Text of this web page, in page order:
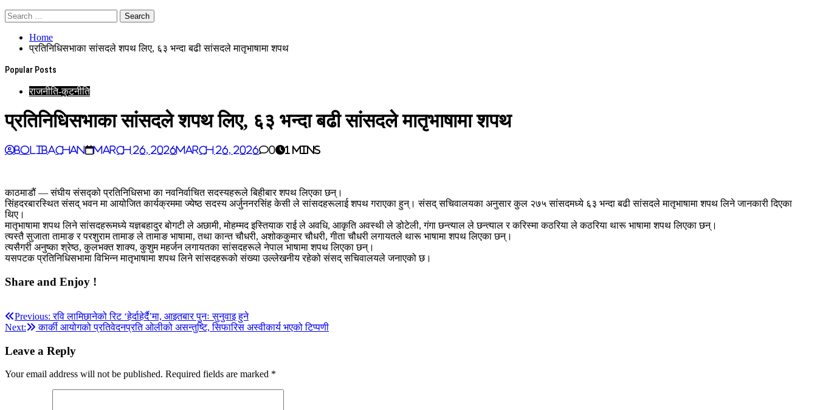
Home
प्रतिनिधिसभाका सांसदले शपथ लिए, ६३ भन्दा बढी सांसदले मातृभाषामा शपथ
Popular Posts
राजनीति-कुटनीति
प्रतिनिधिसभाका सांसदले शपथ लिए, ६३ भन्दा बढी सांसदले मातृभाषामा शपथ
BoliBachan March 26, 2026March 26, 2026 0 1 mins
काठमाडौं — संघीय संसद्को प्रतिनिधिसभा का नवनिर्वाचित सदस्यहरूले बिहीबार शपथ लिएका छन्।
सिंहदरबारस्थित संसद् भवन मा आयोजित कार्यक्रममा ज्येष्ठ सदस्य अर्जुननरसिंह केसी ले सांसदहरूलाई शपथ गराएका हुन्। संसद् सचिवालयका अनुसार कुल २७५ सांसदमध्ये ६३ भन्दा बढी सांसदले मातृभाषामा शपथ लिने जानकारी दिएका
थिए।
मातृभाषामा शपथ लिने सांसदहरूमध्ये यज्ञबहादुर बोगटी ले अछामी, मोहम्मद इस्तियाक राई ले अवधि, आकृति अवस्थी ले डोटेली, गंगा छन्त्याल ले छन्त्याल र करिस्मा कठरिया ले कठरिया थारू भाषामा शपथ लिएका छन्।
त्यस्तै सुजाता तामाङ र परशुराम तामाङ ले तामाङ भाषामा, तथा कान्त चौधरी, अशोककुमार चौधरी, गीता चौधरी लगायतले थारू भाषामा शपथ लिएका छन्।
त्यसैगरी अनुष्का श्रेष्ठ, कुलभक्त शाक्य, कुशुम महर्जन लगायतका सांसदहरूले नेपाल भाषामा शपथ लिएका छन्।
यसपटक प्रतिनिधिसभामा विभिन्न मातृभाषामा शपथ लिने सांसदहरूको संख्या उल्लेखनीय रहेको संसद् सचिवालयले जनाएको छ।
Share and Enjoy !
Post
navigation
Previous: रवि लामिछानेको रिट ‘हेर्दाहेर्दै’मा, आइतबार पुनः सुनुवाइ हुने
Next:
कार्की आयोगको प्रतिवेदनप्रति ओलीको असन्तुष्टि, सिफारिस अस्वीकार्य भएको टिप्पणी
Leave a Reply
Your email address will not be published. Required fields are marked *